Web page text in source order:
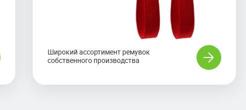
Широкий ассортимент ремувок
собственного производства